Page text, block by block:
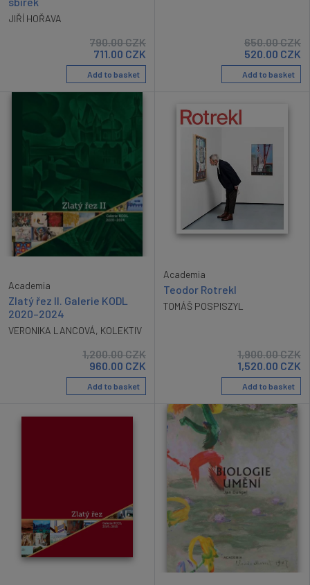
JIŘÍ HOŘAVA
790.00CZK
711.00 CZK
Add to basket
650.00CZK
520.00 CZK
Add to basket
Academia
Zlatý řez II. Galerie KODL
2020–2024
VERONIKA LANCOVÁ, KOLEKTIV
1,200.00CZK
960.00 CZK
Add to basket
Academia
Teodor Rotrekl
TOMÁŠ POSPISZYL
1,900.00CZK
1,520.00 CZK
Add to basket